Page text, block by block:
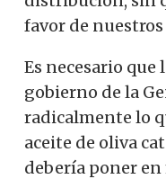
favor de
Es necesario
gobierno de la
radicalmente lo
aceite de oliva
debería poner